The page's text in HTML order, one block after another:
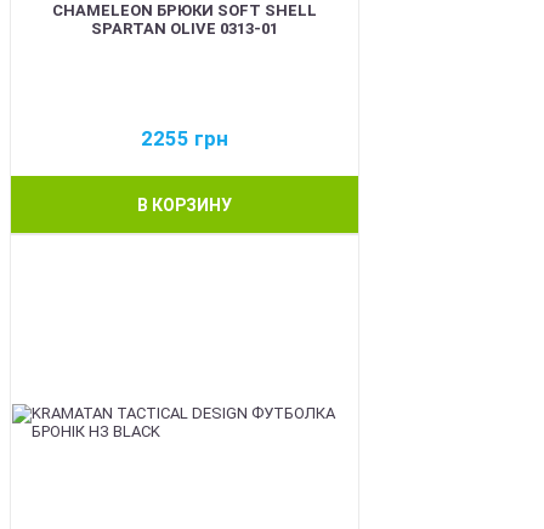
CHAMELEON БРЮКИ SOFT SHELL
SPARTAN OLIVE 0313-01
2255 грн
В КОРЗИНУ